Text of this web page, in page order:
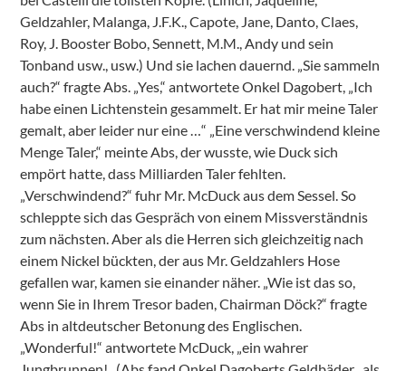
Geldzahler, Malanga, J.F.K., Capote, Jane, Danto, Claes,
Roy, J. Booster Bobo, Sennett, M.M., Andy und sein
Tonband usw., usw.) Und sie lachen dauernd. „Sie sammeln
auch?“ fragte Abs. „Yes,“ antwortete Onkel Dagobert, „Ich
habe einen Lichtenstein gesammelt. Er hat mir meine Taler
gemalt, aber leider nur eine …“ „Eine verschwindend kleine
Menge Taler,“ meinte Abs, der wusste, wie Duck sich
empört hatte, dass Milliarden Taler fehlten.
„Verschwindend?“ fuhr Mr. McDuck aus dem Sessel. So
schleppte sich das Gespräch von einem Missverständnis
zum nächsten. Aber als die Herren sich gleichzeitig nach
einem Nickel bückten, der aus Mr. Geldzahlers Hose
gefallen war, kamen sie einander näher. „Wie ist das so,
wenn Sie in Ihrem Tresor baden, Chairman Döck?“ fragte
Abs in altdeutscher Betonung des Englischen.
„Wonderful!“ antwortete McDuck, „ein wahrer